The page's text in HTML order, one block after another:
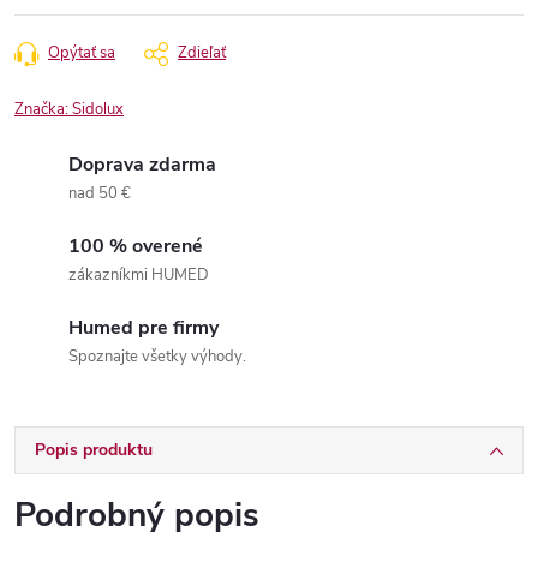
Opýtať sa Zdieľať
Značka:Sidolux
Doprava zdarma
nad 50 €
100 % overené
zákazníkmi HUMED
Humed pre firmy
Spoznajte všetky výhody.
Popis produktu
Podrobný popis